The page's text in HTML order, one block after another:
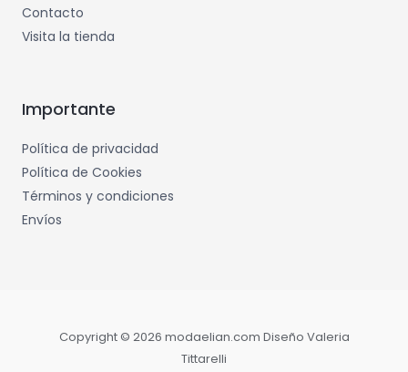
Contacto
Visita la tienda
Importante
Política de privacidad
Política de Cookies
Términos y condiciones
Envíos
Copyright © 2026 modaelian.com Diseño Valeria
Tittarelli